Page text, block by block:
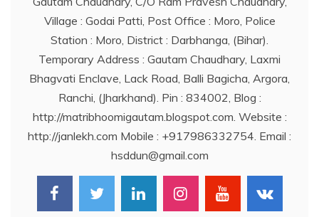
Village : Godai Patti, Post Office : Moro, Police
Station : Moro, District : Darbhanga, (Bihar).
Temporary Address : Gautam Chaudhary, Laxmi
Bhagvati Enclave, Lack Road, Balli Bagicha, Argora,
Ranchi, (Jharkhand). Pin : 834002, Blog :
http://matribhoomigautam.blogspot.com. Website :
http://janlekh.com Mobile : +917986332754. Email :
hsddun@gmail.com